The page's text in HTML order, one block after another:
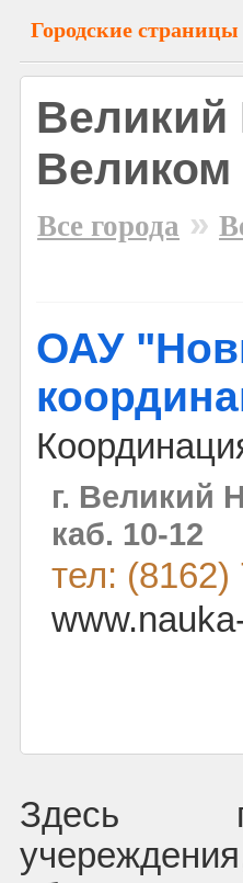
Городские
Великий
Великом
Все города »
ОАУ
г. Великий
каб. 10-12
тел: (8162)
Здесь